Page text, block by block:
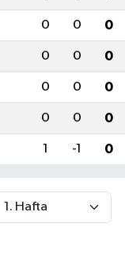
0 0 0
0 0 0
0 0 0
0 0 0
1 -1 0